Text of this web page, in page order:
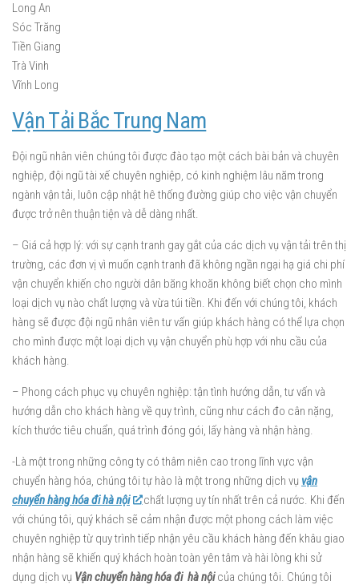
Long An
Sóc Trăng
Tiền Giang
Trà Vinh
Vĩnh Long
Vận Tải Bắc Trung Nam
Đội ngũ nhân viên chúng tôi được đào tạo một cách bài bản và chuyên
nghiệp, đội ngũ tài xế chuyên nghiệp, có kinh nghiệm lâu năm trong
ngành vận tải, luôn cập nhật hê thống đường giúp cho việc vận chuyển
được trở nên thuận tiện và dễ dàng nhất.
– Giá cả hợp lý: với sự cạnh tranh gay gắt của các dịch vụ vận tải trên thị
trường, các đơn vị vì muốn cạnh tranh đã không ngần ngại hạ giá chi phí
vận chuyển khiến cho người dân băng khoăn không biết chọn cho mình
loại dịch vụ nào chất lượng và vừa túi tiền. Khi đến với chúng tôi, khách
hàng sẽ được đội ngũ nhân viên tư vấn giúp khách hàng có thể lựa chọn
cho mình được một loại dịch vụ vận chuyển phù hợp với nhu cầu của
khách hàng.
– Phong cách phục vụ chuyên nghiệp: tận tình hướng dẫn, tư vấn và
hướng dẫn cho khách hàng về quy trình, cũng như cách đo cân nặng,
kích thước tiêu chuẩn, quá trình đóng gói, lấy hàng và nhận hàng.
-Là một trong những công ty có thâm niên cao trong lĩnh vực vận
chuyển hàng hóa, chúng tôi tự hào là một trong những dịch vụ vận
chuyển hàng hóa đi hà nội
chất lượng uy tín nhất trên cả nước. Khi đến
với chúng tôi, quý khách sẽ cảm nhận được một phong cách làm việc
chuyên nghiệp từ quy trình tiếp nhận yêu cầu khách hàng đến khâu giao
nhận hàng sẽ khiến quý khách hoàn toàn yên tâm và hài lòng khi sử
dụng dịch vụ Vận chuyển hàng hóa đi hà nộicủa chúng tôi. Chúng tôi